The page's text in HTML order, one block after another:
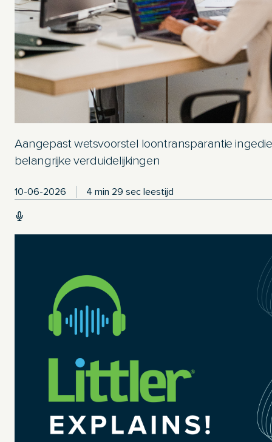
Aangepast wetsvoorstel loontransparantie
belangrijke verduidelijkingen
10-06-2026 4 min 29 sec leestijd